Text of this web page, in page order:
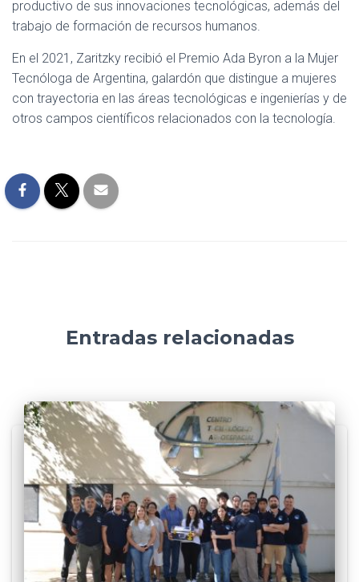
productivo de sus innovaciones tecnológicas, además del
trabajo de formación de recursos humanos.
En el 2021, Zaritzky recibió el Premio Ada Byron a la Mujer
Tecnóloga de Argentina, galardón que distingue a mujeres
con trayectoria en las áreas tecnológicas e ingenierías y de
otros campos científicos relacionados con la tecnología.
Entradas relacionadas